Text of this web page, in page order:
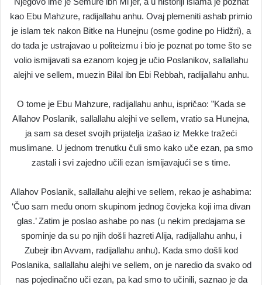
kao Ebu Mahzure, radijallahu anhu. Ovaj plemeniti ashab primio
je islam tek nakon Bitke na Hunejnu (osme godine po Hidžri), a
do tada je ustrajavao u politeizmu i bio je poznat po tome što se
volio ismijavati sa ezanom kojeg je učio Poslanikov, sallallahu
alejhi ve sellem, muezin Bilal ibn Ebi Rebbah, radijallahu anhu.
O tome je Ebu Mahzure, radijallahu anhu, ispričao: ”Kada se
Allahov Poslanik, sallallahu alejhi ve sellem, vratio sa Hunejna,
ja sam sa deset svojih prijatelja izašao iz Mekke tražeći
muslimane. U jednom trenutku čuli smo kako uče ezan, pa smo
zastali i svi zajedno učili ezan ismijavajući se s time.
Allahov Poslanik, sallallahu alejhi ve sellem, rekao je ashabima:
‘Čuo sam među onom skupinom jednog čovjeka koji ima divan
glas.’ Zatim je poslao ashabe po nas (u nekim predajama se
spominje da su po njih došli hazreti Alija, radijallahu anhu, i
Zubejr ibn Avvam, radijallahu anhu). Kada smo došli kod
Poslanika, sallallahu alejhi ve sellem, on je naredio da svako od
nas pojedinačno uči ezan, pa kad smo to učinili, saznao je da